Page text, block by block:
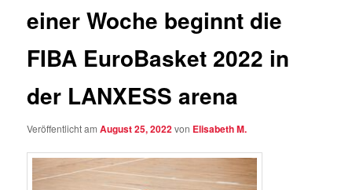
einer Woche beginnt die
FIBA EuroBasket 2022 in
der LANXESS arena
Veröffentlicht amAugust 25, 2022von Elisabeth M.